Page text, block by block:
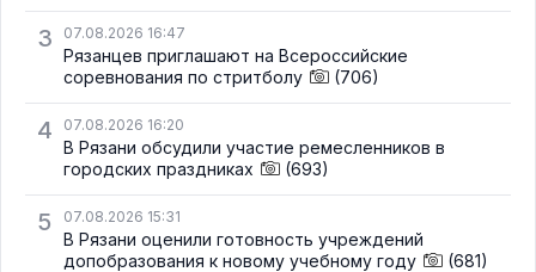
3 07.08.2026 16:47
Рязанцев приглашают на Всероссийские
соревнования по стритболу
(706)
4 07.08.2026 16:20
В Рязани обсудили участие ремесленников в
городских праздниках
(693)
5 07.08.2026 15:31
В Рязани оценили готовность учреждений
допобразования к новому учебному году
(681)